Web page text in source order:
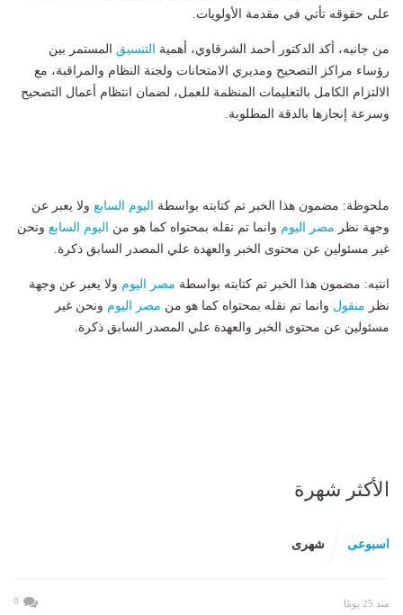
على حقوقه تأتي في مقدمة الأولويات.
من جانبه، أكد الدكتور أحمد الشرقاوي، أهمية التنسيق المستمر بين
رؤساء مراكز التصحيح ومديري الامتحانات ولجنة النظام والمراقبة، مع
الالتزام الكامل بالتعليمات المنظمة للعمل، لضمان انتظام أعمال التصحيح
وسرعة إنجازها بالدقة المطلوبة.
ملحوظة: مضمون هذا الخبر تم كتابته بواسطة اليوم السابع ولا يعبر عن
وجهة نظر مصر اليوم وانما تم نقله بمحتواه كما هو من اليوم السابع ونحن
غير مسئولين عن محتوى الخبر والعهدة علي المصدر السابق ذكرة.
انتبه: مضمون هذا الخبر تم كتابته بواسطة مصر اليوم ولا يعبر عن وجهة
نظر منقول وانما تم نقله بمحتواه كما هو من مصر اليوم ونحن غير
مسئولين عن محتوى الخبر والعهدة علي المصدر السابق ذكرة.
الأكثر شهرة
اسبوعى شهرى
منذ 25 يومًا 0